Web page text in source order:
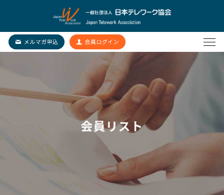
会員リスト